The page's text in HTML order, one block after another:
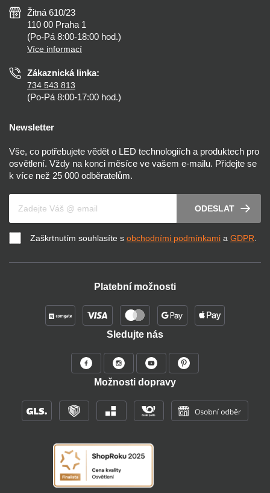
Nejčastější dotazy
Než koupíte
Osvětlení dle místnosti
Zásady ochrany soukromí
Nastavení cookies
Prohlášení o přístupnosti
Žitná 610/23
110 00 Praha 1
(Po-Pá 8:00-18:00 hod.)
Více informací
Zákaznická linka:
734 543 813
(Po-Pá 8:00-17:00 hod.)
Newsletter
Vše, co potřebujete vědět o LED technologiích a produktech pro
osvětlení. Vždy na konci měsíce ve vašem e-mailu. Přidejte se
k více než 25 000 odběratelům.
ODESLAT
Zaškrtnutím souhlasíte s obchodními podmínkami a GDPR.
Platební možnosti
Sledujte nás
Možnosti dopravy